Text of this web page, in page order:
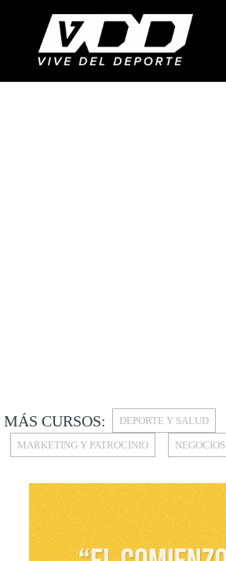
MÁS CURSOS: DEPORTE Y SALUD
MARKETING Y PATROCINIO NEGOCIOS